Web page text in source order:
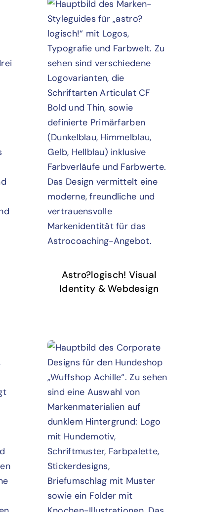
Astro?logisch! Visual
Identity & Webdesign